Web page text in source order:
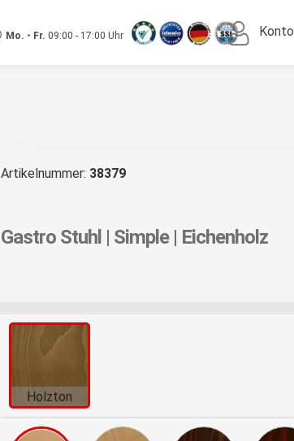
Mo. - Fr. 09:00 - 17:00 Uhr Konto
Artikelnummer: 38379
Gastro Stuhl | Simple | Eichenholz
Holzton